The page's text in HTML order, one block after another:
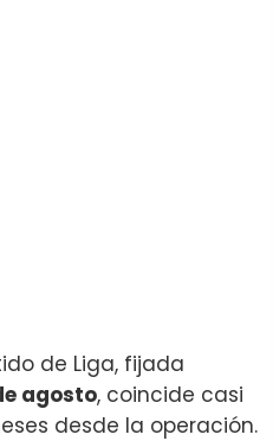
de Liga, fijada
agosto, coincide casi
desde la operación.